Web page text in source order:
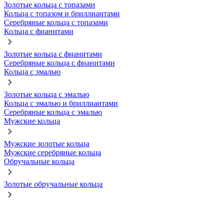
Золотые кольца с топазами
Кольца с топазом и бриллиантами
Серебряные кольца с топазами
Кольца с фианитами
Золотые кольца с фианитами
Серебряные кольца с фианитами
Кольца с эмалью
Золотые кольца с эмалью
Кольца с эмалью и бриллиантами
Серебряные кольца с эмалью
Мужские кольца
Мужские золотые кольца
Мужские серебряные кольца
Обручальные кольца
Золотые обручальные кольца